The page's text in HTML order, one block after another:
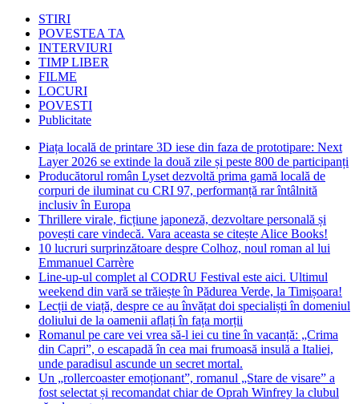
STIRI
POVESTEA TA
INTERVIURI
TIMP LIBER
FILME
LOCURI
POVESTI
Publicitate
Piața locală de printare 3D iese din faza de prototipare: Next
Layer 2026 se extinde la două zile și peste 800 de participanți
Producătorul român Lyset dezvoltă prima gamă locală de
corpuri de iluminat cu CRI 97, performanță rar întâlnită
inclusiv în Europa
Thrillere virale, ficțiune japoneză, dezvoltare personală și
povești care vindecă. Vara aceasta se citește Alice Books!
10 lucruri surprinzătoare despre Colhoz, noul roman al lui
Emmanuel Carrère
Line-up-ul complet al CODRU Festival este aici. Ultimul
weekend din vară se trăiește în Pădurea Verde, la Timișoara!
Lecții de viață, despre ce au învățat doi specialiști în domeniul
doliului de la oamenii aflați în fața morții
Romanul pe care vei vrea să-l iei cu tine în vacanță: „Crima
din Capri”, o escapadă în cea mai frumoasă insulă a Italiei,
unde paradisul ascunde un secret mortal.
Un „rollercoaster emoționant”, romanul „Stare de visare” a
fost selectat și recomandat chiar de Oprah Winfrey la clubul